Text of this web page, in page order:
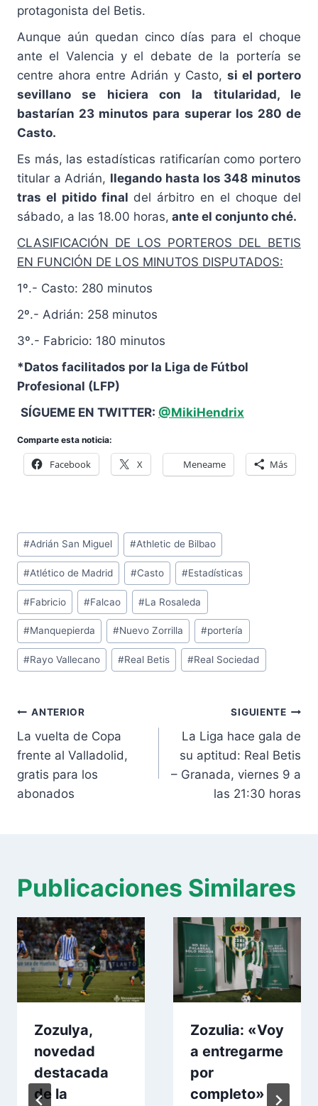
protagonista del Betis.
Aunque aún quedan cinco días para el choque
ante el Valencia y el debate de la portería se
centre ahora entre Adrián y Casto, si el portero
sevillano se hiciera con la titularidad, le
bastarían 23 minutos para superar los 280 de
Casto.
Es más, las estadísticas ratificarían como portero
titular a Adrián, llegando hasta los 348 minutos
tras el pitido final del árbitro en el choque del
sábado, a las 18.00 horas, ante el conjunto ché.
CLASIFICACIÓN DE LOS PORTEROS DEL BETIS
EN FUNCIÓN DE LOS MINUTOS DISPUTADOS:
1º.- Casto: 280 minutos
2º.- Adrián: 258 minutos
3º.- Fabricio: 180 minutos
*Datos facilitados por la Liga de Fútbol
Profesional (LFP)
SÍGUEME EN TWITTER: @MikiHendrix
Comparte esta noticia:
Facebook X Meneame Más
Etiquetas
de
la
entrada:
#Adrián San Miguel #Athletic de Bilbao
#Atlético de Madrid #Casto #Estadísticas
#Fabricio #Falcao #La Rosaleda
#Manquepierda #Nuevo Zorrilla #portería
#Rayo Vallecano #Real Betis #Real Sociedad
Navegación
de
entradas
ANTERIOR
La vuelta de Copa
frente al Valladolid,
gratis para los
abonados
SIGUIENTE
La Liga hace gala de
su aptitud: Real Betis
– Granada, viernes 9 a
las 21:30 horas
Publicaciones Similares
Zozulya,
novedad
destacada
de la
Zozulia: «Voy
a entregarme
por
completo»